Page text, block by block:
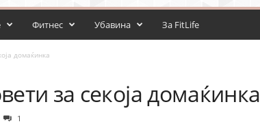
Фитнес Убавина За FitLife
домаќинка
за секоја домаќинка
1